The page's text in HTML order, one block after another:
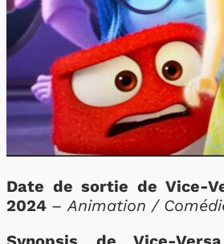
Date de sortie de Vice-
2024 –Animation /